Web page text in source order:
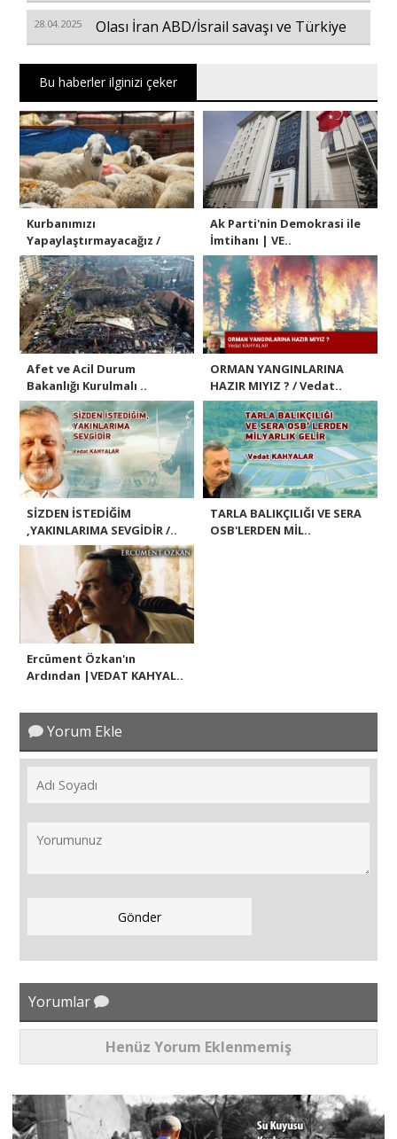
28.04.2025 Olası İran ABD/İsrail savaşı ve Türkiye
Bu haberler ilginizi çeker
Kurbanımızı
Yapaylaştırmayacağız /
Vedat..
Ak Parti'nin Demokrasi ile
İmtihanı | VE..
Afet ve Acil Durum
Bakanlığı Kurulmalı ..
ORMAN YANGINLARINA
HAZIR MIYIZ ? / Vedat..
SİZDEN İSTEDİĞİM
,YAKINLARIMA SEVGİDİR /..
TARLA BALIKÇILIĞI VE SERA
OSB'LERDEN MİL..
Ercüment Özkan'ın
Ardından |VEDAT KAHYAL..
Yorum Ekle
Yorumlar
Henüz Yorum Eklenmemiş